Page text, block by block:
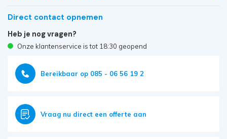
Direct contact opnemen
Heb je nog vragen?
Onze klantenservice is tot 18:30 geopend
Bereikbaar op 085 - 06 56 19 2
Vraag nu direct een offerte aan